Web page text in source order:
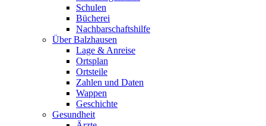
Schulen
Bücherei
Nachbarschaftshilfe
Über Balzhausen
Lage & Anreise
Ortsplan
Ortsteile
Zahlen und Daten
Wappen
Geschichte
Gesundheit